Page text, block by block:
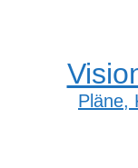
Pläne,